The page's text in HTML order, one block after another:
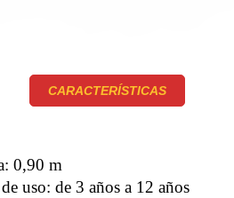
CARACTERÍSTICAS
0,90 m
uso: de 3 años a 12 años